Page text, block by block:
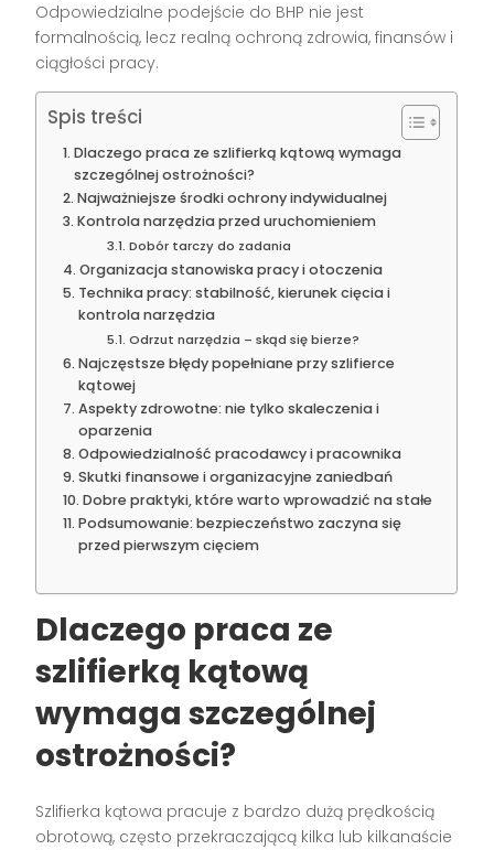
Odpowiedzialne podejście do BHP nie jest
formalnością, lecz realną ochroną zdrowia, finansów i
ciągłości pracy.
Spis treści
Dlaczego praca ze szlifierką kątową wymaga
szczególnej ostrożności?
Najważniejsze środki ochrony indywidualnej
Kontrola narzędzia przed uruchomieniem
Dobór tarczy do zadania
Organizacja stanowiska pracy i otoczenia
Technika pracy: stabilność, kierunek cięcia i
kontrola narzędzia
Odrzut narzędzia – skąd się bierze?
Najczęstsze błędy popełniane przy szlifierce
kątowej
Aspekty zdrowotne: nie tylko skaleczenia i
oparzenia
Odpowiedzialność pracodawcy i pracownika
Skutki finansowe i organizacyjne zaniedbań
Dobre praktyki, które warto wprowadzić na stałe
Podsumowanie: bezpieczeństwo zaczyna się
przed pierwszym cięciem
Dlaczego praca ze
szlifierką kątową
wymaga szczególnej
ostrożności?
Szlifierka kątowa pracuje z bardzo dużą prędkością
obrotową, często przekraczającą kilka lub kilkanaście